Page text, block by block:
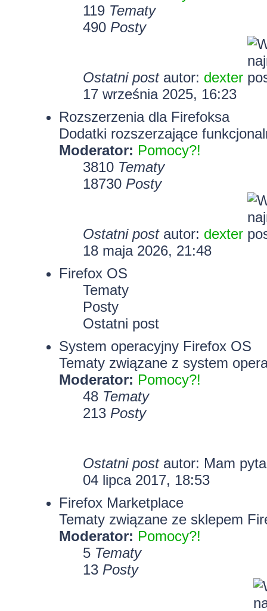
119 Tematy
490 Posty
Ostatni postautor: dexter
17 września 2025, 16:23
Rozszerzenia dla Firefoksa
Dodatki rozszerzające
Moderator: Pomocy?!
3810 Tematy
18730 Posty
Ostatni postautor: dexter
18 maja 2026, 21:48
Firefox OS
Tematy
Posty
Ostatni post
System operacyjny Firefox OS
Tematy związane z system
Moderator: Pomocy?!
48 Tematy
213 Posty
Ostatni postautor: Mam
04 lipca 2017, 18:53
Firefox Marketplace
Tematy związane ze sklepem
Moderator: Pomocy?!
5 Tematy
13 Posty